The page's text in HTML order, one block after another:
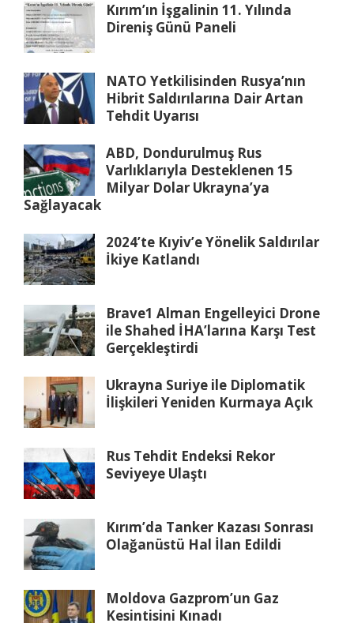
Kırım’ın İşgalinin 11. Yılında
Direniş Günü Paneli
NATO Yetkilisinden Rusya’nın
Hibrit Saldırılarına Dair Artan
Tehdit Uyarısı
ABD, Dondurulmuş Rus
Varlıklarıyla Desteklenen 15
Milyar Dolar Ukrayna’ya
Sağlayacak
2024’te Kıyiv’e Yönelik Saldırılar
İkiye Katlandı
Brave1 Alman Engelleyici Drone
ile Shahed İHA’larına Karşı Test
Gerçekleştirdi
Ukrayna Suriye ile Diplomatik
İlişkileri Yeniden Kurmaya Açık
Rus Tehdit Endeksi Rekor
Seviyeye Ulaştı
Kırım’da Tanker Kazası Sonrası
Olağanüstü Hal İlan Edildi
Moldova Gazprom’un Gaz
Kesintisini Kınadı